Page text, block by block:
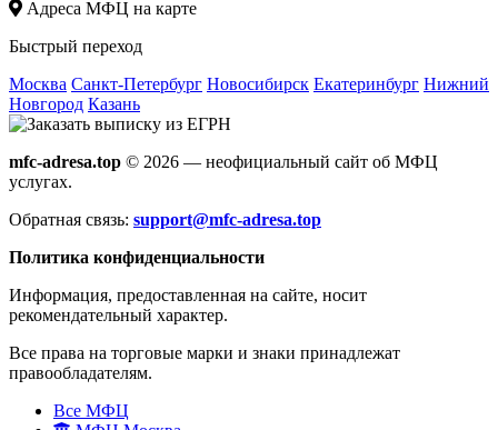
Адреса МФЦ на карте
Быстрый переход
Москва Санкт-Петербург Новосибирск Екатеринбург Нижний
Новгород Казань
mfc-adresa.top © 2026 — неофициальный сайт об МФЦ
услугах.
Обратная связь: support@mfc-adresa.top
Политика конфиденциальности
Информация, предоставленная на сайте, носит
рекомендательный характер.
Все права на торговые марки и знаки принадлежат
правообладателям.
Все МФЦ